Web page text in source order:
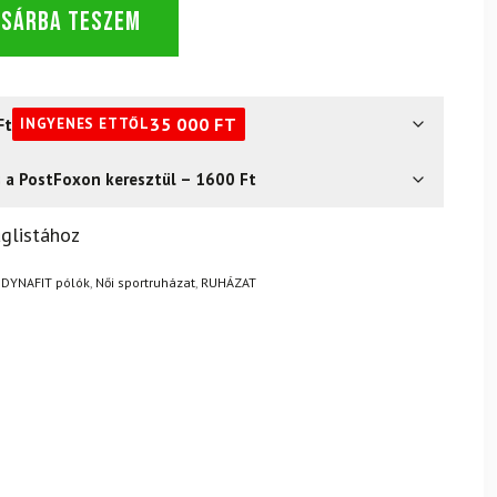
TESZEM
INGYENES ETTŐL35 000 FT
a PostFoxon keresztül – 1600 Ft
gond – a terméket egyszerűen visszaküldheti 14
DYNAFIT pólók, Női sportruházat, RUHÁZAT